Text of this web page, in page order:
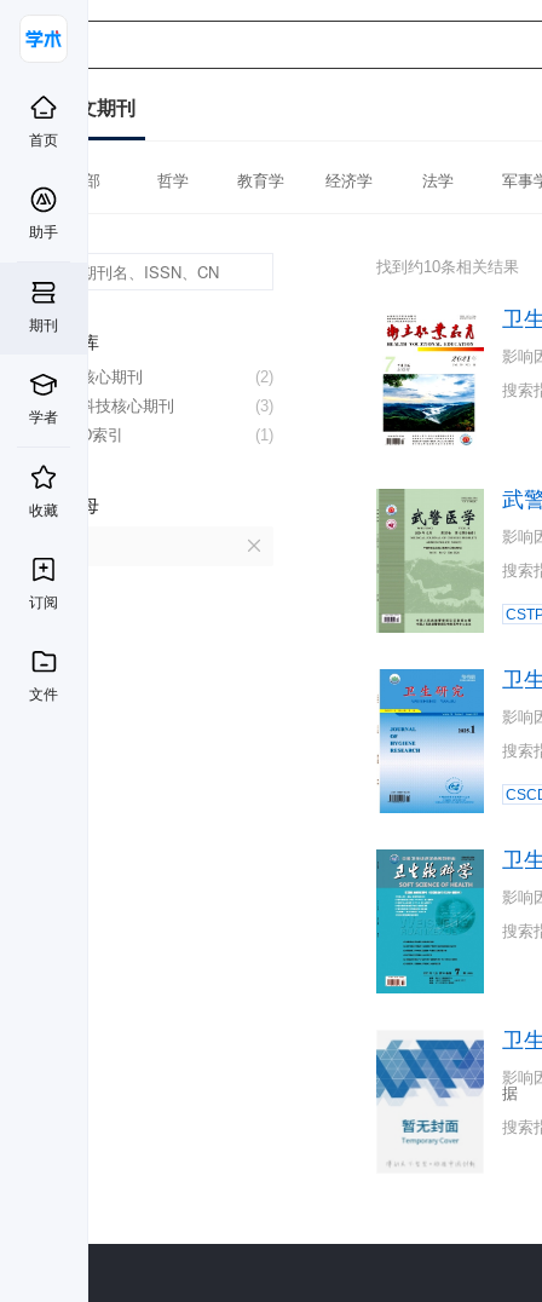
首页
助手
期刊
学者
收藏
订阅
文件
中文期刊
全部 哲学 教育学 经济学 法学 军事
数据库
(2)
北大核心期刊
(3)
中国科技核心期刊
(1)
CSCD索引
首字母
找到约10条相关结果
卫
影响
搜索
武
影响
搜索
卫
影响
搜索
卫
影响
搜索
卫
影响
据
搜索